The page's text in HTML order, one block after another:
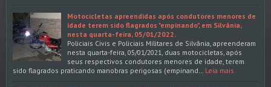
Motocicletas apreendidas após condutores menores de
idade terem sido flagrados "empinando", em Silvânia,
nesta quarta-feira, 05/01/2022.
Policiais Civis e Policiais Militares de Silvânia, apreenderam
nesta quarta-feira, 05/01/2021, duas motocicletas, após
seus respectivos condutores menores de idade, terem
sido flagrados praticando manobras perigosas (empinand… Leia mais